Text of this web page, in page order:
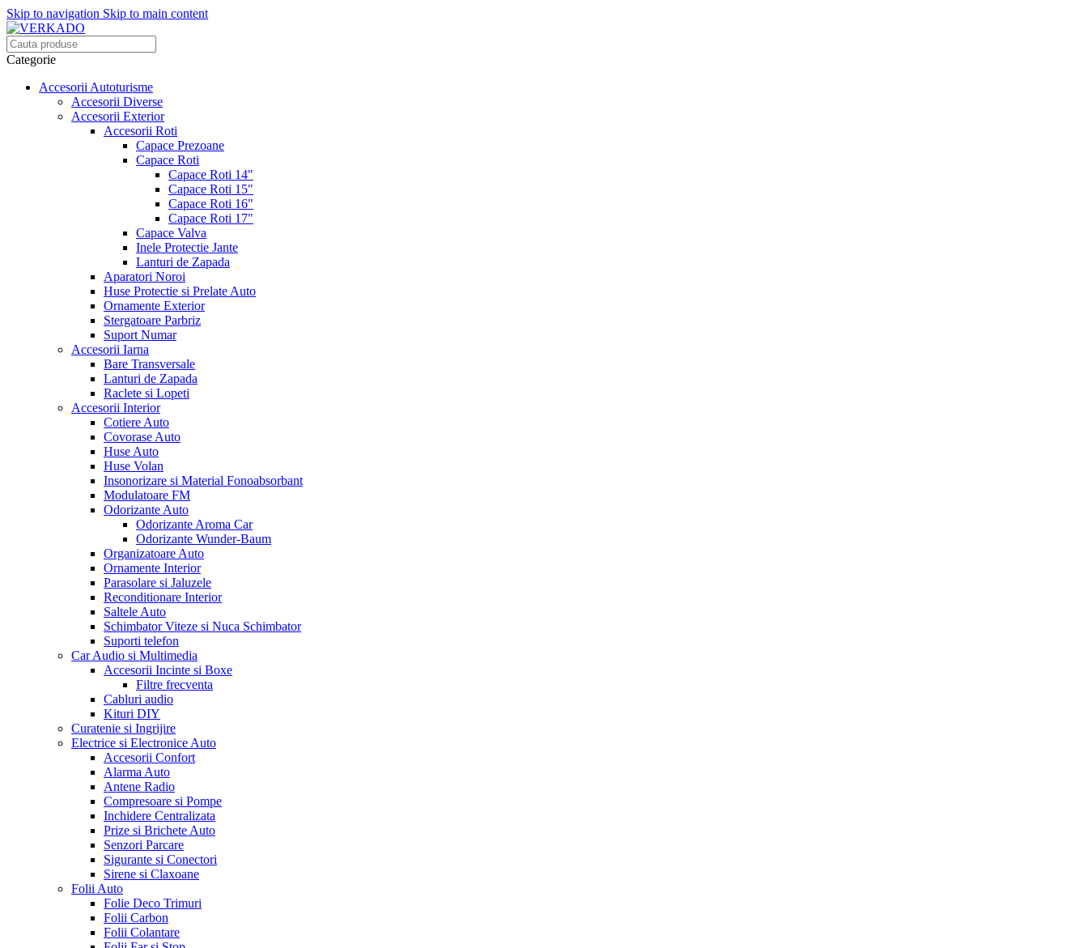
Skip to navigation Skip to main content
Categorie
Accesorii Autoturisme
Accesorii Diverse
Accesorii Exterior
Accesorii Roti
Capace Prezoane
Capace Roti
Capace Roti 14"
Capace Roti 15"
Capace Roti 16"
Capace Roti 17"
Capace Valva
Inele Protectie Jante
Lanturi de Zapada
Aparatori Noroi
Huse Protectie si Prelate Auto
Ornamente Exterior
Stergatoare Parbriz
Suport Numar
Accesorii Iarna
Bare Transversale
Lanturi de Zapada
Raclete si Lopeti
Accesorii Interior
Cotiere Auto
Covorase Auto
Huse Auto
Huse Volan
Insonorizare si Material Fonoabsorbant
Modulatoare FM
Odorizante Auto
Odorizante Aroma Car
Odorizante Wunder-Baum
Organizatoare Auto
Ornamente Interior
Parasolare si Jaluzele
Reconditionare Interior
Saltele Auto
Schimbator Viteze si Nuca Schimbator
Suporti telefon
Car Audio si Multimedia
Accesorii Incinte si Boxe
Filtre frecventa
Cabluri audio
Kituri DIY
Curatenie si Ingrijire
Electrice si Electronice Auto
Accesorii Confort
Alarma Auto
Antene Radio
Compresoare si Pompe
Inchidere Centralizata
Prize si Brichete Auto
Senzori Parcare
Sigurante si Conectori
Sirene si Claxoane
Folii Auto
Folie Deco Trimuri
Folii Carbon
Folii Colantare